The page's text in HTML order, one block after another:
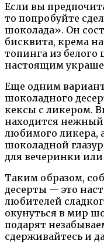
Если вы
то попробуйте
шоколада». Он
бисквита, крема
топинга из белого
настоящим
Еще одним
шоколадного
кексы с ликером.
находится нежный
любимого ликера,
шоколадной
для вечеринки
Таким образом,
десерты — это
любителей
окунуться в мир
подарят
сдерживайтесь и